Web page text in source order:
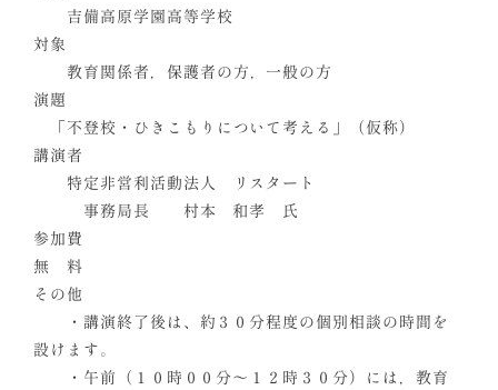
吉備高原学園高等学校
対象
教育関係者，保護者の方，一般の方
演題
「不登校・ひきこもりについて考える」（仮称）
講演者
特定非営利活動法人 リスタート
事務局長 村本 和孝 氏
参加費
無 料
その他
・講演終了後は、約３０分程度の個別相談の時間を
設けます。
・午前（１０時００分～１２時３０分）には，教育